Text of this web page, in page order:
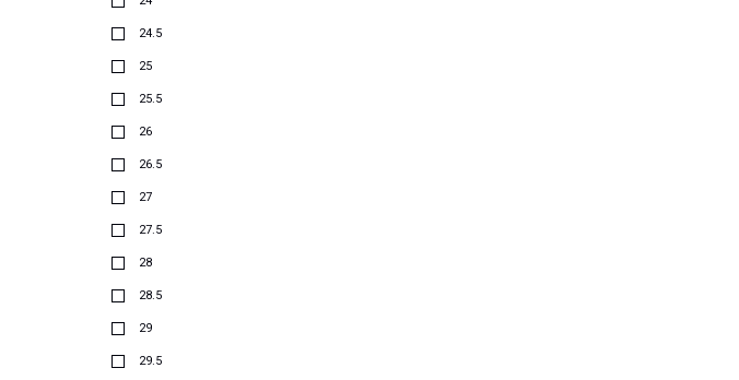
24.5
25
25.5
26
26.5
27
27.5
28
28.5
29
29.5